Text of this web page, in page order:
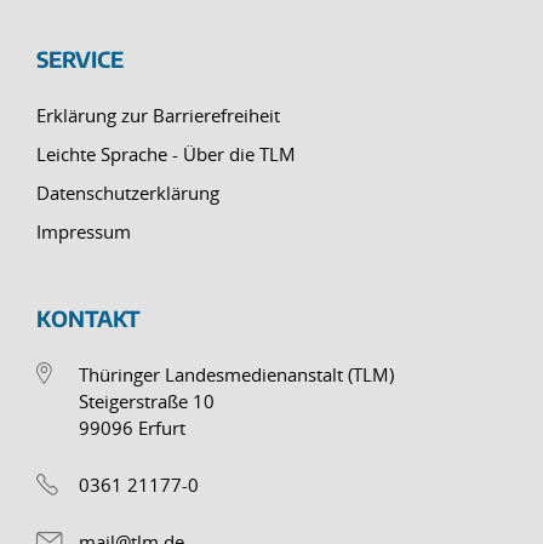
SERVICE
Erklärung zur Barrierefreiheit
Leichte Sprache - Über die TLM
Datenschutzerklärung
Impressum
KONTAKT
Thüringer Landesmedienanstalt (TLM)
Steigerstraße 10
99096 Erfurt
0361 21177-0